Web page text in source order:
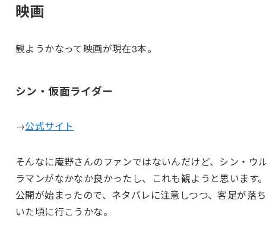
映画
観ようかなって映画が現在3本。
シン・仮面ライダー
→公式サイト
そんなに庵野さんのファンではないんだけど、シン・ウ
ラマンがなかなか良かったし、これも観ようと思います
公開が始まったので、ネタバレに注意しつつ、客足が落
いた頃に行こうかな。